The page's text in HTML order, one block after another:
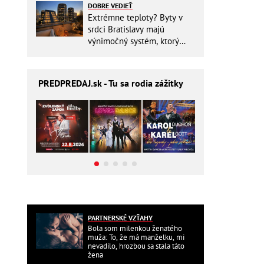
DOBRE VEDIEŤ
Extrémne teploty? Byty v
srdci Bratislavy majú
výnimočný systém, ktorý
PREDPREDAJ.sk - Tu sa rodia zážitky
PARTNERSKÉ VZŤAHY
Bola som milenkou ženatého
muža: To, že má manželku, mi
nevadilo, hrozbou sa stala táto
žena